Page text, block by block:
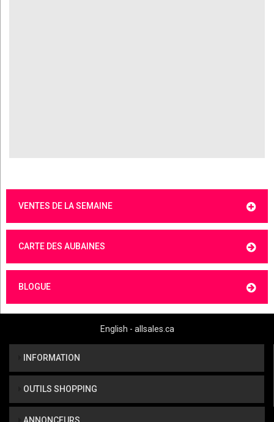
VENTES DE LA SEMAINE
CARTE DES AUBAINES
BLOGUE
English - allsales.ca
INFORMATION
OUTILS SHOPPING
ANNONCEURS